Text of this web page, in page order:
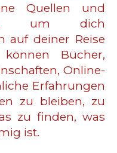
Quellen und
um dich
auf deiner Reise
Bücher,
Online-
Erfahrungen
zu bleiben, zu
zu finden, was
ist.